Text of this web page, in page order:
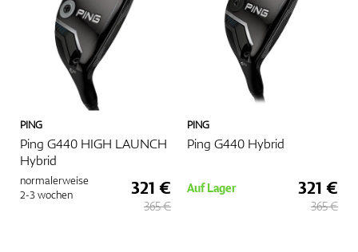
PING
Ping G440 HIGH LAUNCH
Hybrid
normalerweise
2-3 wochen
321 €
365 €
PING
Ping G440 Hybrid
Auf Lager 321 €
365 €